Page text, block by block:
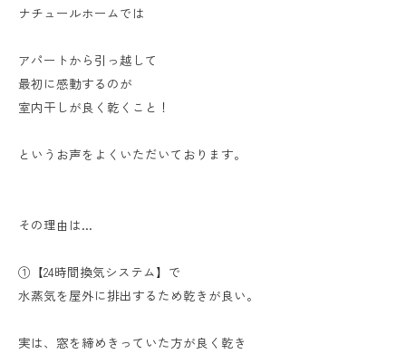
ナチュールホームでは
アパートから引っ越して
最初に感動するのが
室内干しが良く乾くこと！
というお声をよくいただいております。
その理由は...
①【24時間換気システム】で
水蒸気を屋外に排出するため乾きが良い。
実は、窓を締めきっていた方が良く乾き